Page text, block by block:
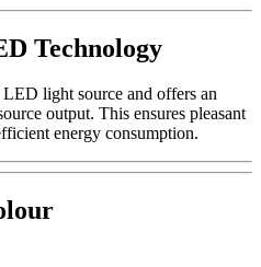
Technology
light source and offers an
output. This ensures pleasant
energy consumption.